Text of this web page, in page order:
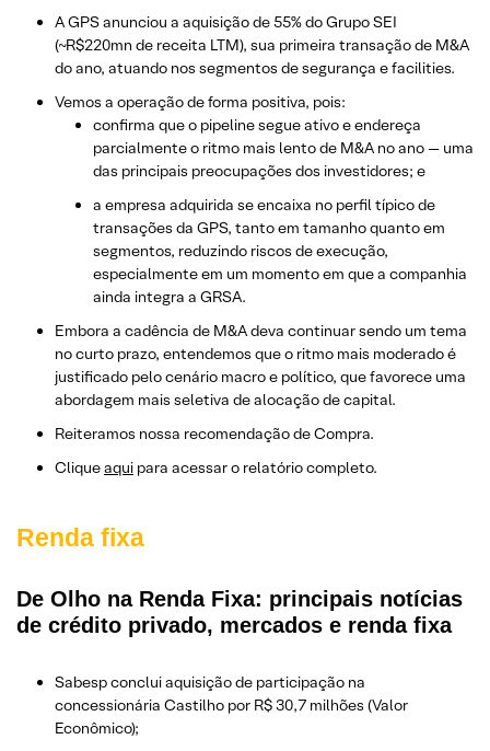
A GPS anunciou a aquisição de 55% do Grupo SEI
(~R$220mn de receita LTM), sua primeira transação de M&A
do ano, atuando nos segmentos de segurança e facilities.
Vemos a operação de forma positiva, pois:
confirma que o pipeline segue ativo e endereça
parcialmente o ritmo mais lento de M&A no ano — uma
das principais preocupações dos investidores; e
a empresa adquirida se encaixa no perfil típico de
transações da GPS, tanto em tamanho quanto em
segmentos, reduzindo riscos de execução,
especialmente em um momento em que a companhia
ainda integra a GRSA.
Embora a cadência de M&A deva continuar sendo um tema
no curto prazo, entendemos que o ritmo mais moderado é
justificado pelo cenário macro e político, que favorece uma
abordagem mais seletiva de alocação de capital.
Reiteramos nossa recomendação de Compra.
Cliqueaqui para acessar o relatório completo.
Renda fixa
De Olho na Renda Fixa: principais notícias
de crédito privado, mercados e renda fixa
Sabesp conclui aquisição de participação na
concessionária Castilho por R$ 30,7 milhões (Valor
Econômico);